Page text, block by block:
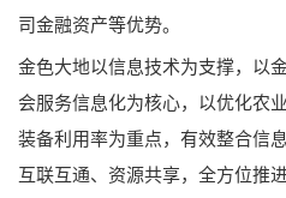
司金融资产等优势。
金色大地以信息技术为支撑，以
会服务信息化为核心，以优化农
装备利用率为重点，有效整合信
互联互通、资源共享，全方位推